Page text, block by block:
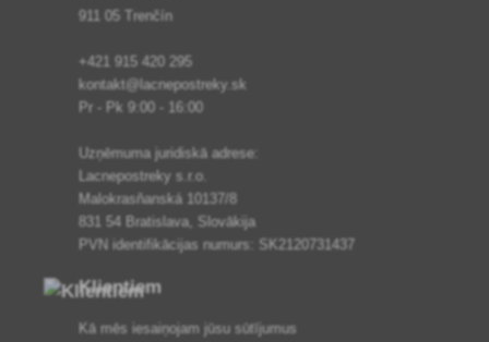
911 05 Trenčín
+421 915 420 295
kontakt@lacnepostreky.sk
Pr - Pk 9:00 - 16:00
Uzņēmuma juridiskā adrese:
Lacnepostreky s.r.o.
Malokrasňanská 10137/8
831 54 Bratislava, Slovākija
PVN identifikācijas numurs: SK2120731437
Klientiem
Kā mēs iesaiņojam jūsu sūtījumus